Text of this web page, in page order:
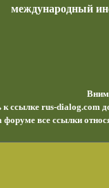
международный
к ссылке rus-dialog.com
форуме все ссылки